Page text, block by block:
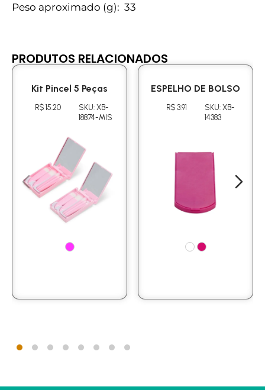
Peso aproximado (g): 33
PRODUTOS RELACIONADOS
Kit Pincel 5 Peças
R$ 15.20
SKU: XB-
18874-MIS
ESPELHO DE BOLSO
R$ 3.91
SKU: XB-
14383